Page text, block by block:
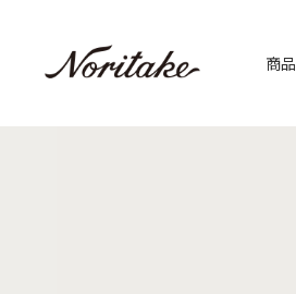
商品